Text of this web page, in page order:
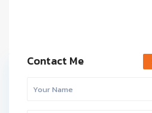
Contact Me